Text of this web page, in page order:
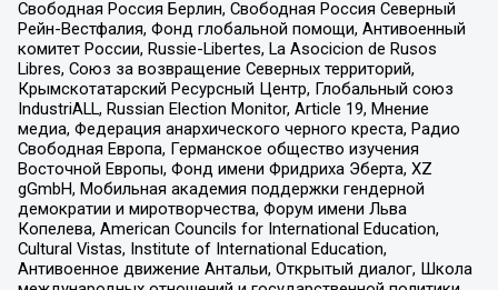
Свободная Россия Берлин, Свободная Россия Северный
Рейн-Вестфалия, Фонд глобальной помощи, Антивоенный
комитет России, Russie-Libertes, La Asocicion de Rusos
Libres, Союз за возвращение Северных территорий,
Крымскотатарский Ресурсный Центр, Глобальный союз
IndustriALL, Russian Election Monitor, Article 19, Мнение
медиа, Федерация анархического черного креста, Радио
Свободная Европа, Германское общество изучения
Восточной Европы, Фонд имени Фридриха Эберта, XZ
gGmbH, Мобильная академия поддержки гендерной
демократии и миротворчества, Форум имени Льва
Копелева, American Councils for International Education,
Cultural Vistas, Institute of International Education,
Антивоенное движение Антальи, Открытый диалог, Школа